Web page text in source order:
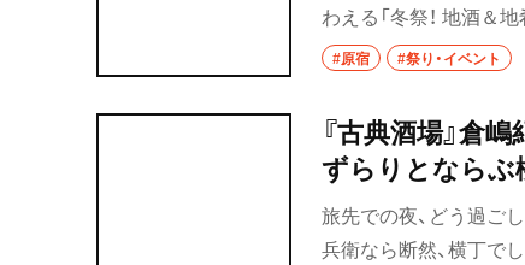
わえる「冬祭！ 地酒＆
区の代々木公園で開催さ
#原宿 #祭り・イベント
『古典酒場』倉
ずらりとならぶ
旅先での夜、どう過
兵衛なら断然、横丁で